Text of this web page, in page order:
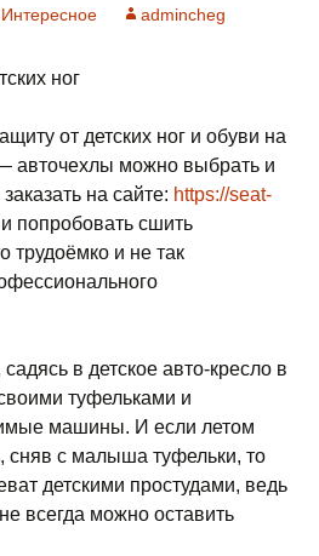
Интересное admincheg
ног
от детских ног и обуви на
авточехлы можно выбрать и
на сайте: https://seat-
попробовать сшить
трудоёмко и не так
в детское авто-кресло в
туфельками и
машины. И если летом
сняв с малыша туфельки, то
детскими простудами, ведь
всегда можно оставить